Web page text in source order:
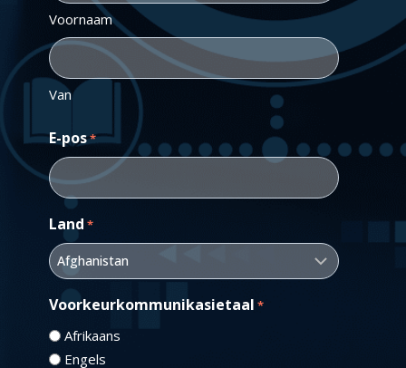
Voornaam
Van
E-pos*
Land *
Voorkeurkommunikasietaal *
Afrikaans
Engels